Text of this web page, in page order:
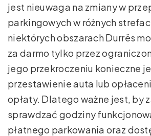
jest nieuwaga na zmiany w
parkingowych w różnych
niektórych obszarach Durrës
za darmo tylko przez
jego przekroczeniu konieczne
przestawienie auta lub
opłaty. Dlatego ważne jest, by
sprawdzać godziny
płatnego parkowania oraz